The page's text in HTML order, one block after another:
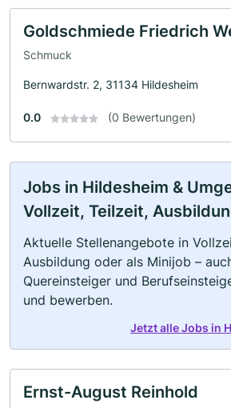
Goldschmiede Friedrich
Schmuck
Bernwardstr. 2, 31134 Hildesheim
0.0 (0 Bewertungen)
Jobs in Hildesheim &
Vollzeit, Teilzeit,
Aktuelle Stellenangebote in
Ausbildung oder als Minijob –
Quereinsteiger und
und bewerben.
Jetzt alle Jobs in
Ernst-August Reinhold